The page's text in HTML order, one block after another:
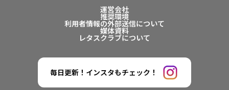
運営会社
推奨環境
利用者情報の外部送信について
媒体資料
レタスクラブについて
毎日更新！インスタもチェック！